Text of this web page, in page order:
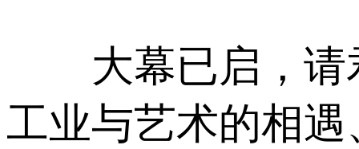
大幕已启，请
工业与艺术的相